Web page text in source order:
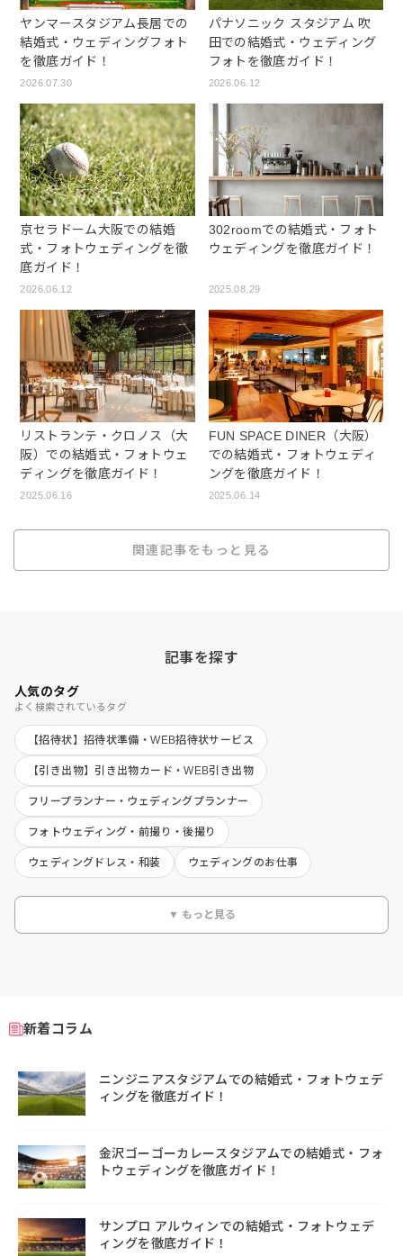
ヤンマースタジアム長居での
結婚式・ウェディングフォト
を徹底ガイド！
2026.07.30
パナソニック スタジアム 吹
田での結婚式・ウェディング
フォトを徹底ガイド！
2026.06.12
京セラドーム大阪での結婚
式・フォトウェディングを徹
底ガイド！
2026.06.12
302roomでの結婚式・フォト
ウェディングを徹底ガイド！
2025.08.29
リストランテ・クロノス（大
阪）での結婚式・フォトウェ
ディングを徹底ガイド！
2025.06.16
FUN SPACE DINER（大阪）
での結婚式・フォトウェディ
ングを徹底ガイド！
2025.06.14
関連記事をもっと見る
記事を探す
人気のタグ
よく検索されているタグ
【招待状】招待状準備・WEB招待状サービス
【引き出物】引き出物カード・WEB引き出物
フリープランナー・ウェディングプランナー
フォトウェディング・前撮り・後撮り
ウェディングドレス・和装 ウェディングのお仕事
▼ もっと見る
新着コラム
ニンジニアスタジアムでの結婚式・フォトウェデ
ィングを徹底ガイド！
金沢ゴーゴーカレースタジアムでの結婚式・フォ
トウェディングを徹底ガイド！
サンプロ アルウィンでの結婚式・フォトウェデ
ィングを徹底ガイド！